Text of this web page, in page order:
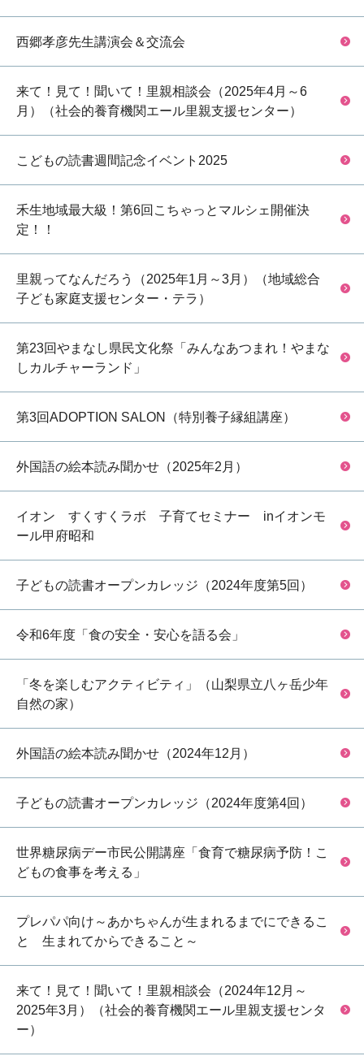
西郷孝彦先生講演会＆交流会
来て！見て！聞いて！里親相談会（2025年4月～6
月）（社会的養育機関エール里親支援センター）
こどもの読書週間記念イベント2025
禾生地域最大級！第6回こちゃっとマルシェ開催決
定！！
里親ってなんだろう（2025年1月～3月）（地域総合
子ども家庭支援センター・テラ）
第23回やまなし県民文化祭「みんなあつまれ！やまな
しカルチャーランド」
第3回ADOPTION SALON（特別養子縁組講座）
外国語の絵本読み聞かせ（2025年2月）
イオン すくすくラボ 子育てセミナー inイオンモ
ール甲府昭和
子どもの読書オープンカレッジ（2024年度第5回）
令和6年度「食の安全・安心を語る会」
「冬を楽しむアクティビティ」（山梨県立八ヶ岳少年
自然の家）
外国語の絵本読み聞かせ（2024年12月）
子どもの読書オープンカレッジ（2024年度第4回）
世界糖尿病デー市民公開講座「食育で糖尿病予防！こ
どもの食事を考える」
プレパパ向け～あかちゃんが生まれるまでにできるこ
と 生まれてからできること～
来て！見て！聞いて！里親相談会（2024年12月～
2025年3月）（社会的養育機関エール里親支援センタ
ー）